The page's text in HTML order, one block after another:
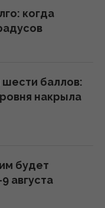
что известно
"духу
в гости:
когда
шести баллов:
накрыла
будет
августа